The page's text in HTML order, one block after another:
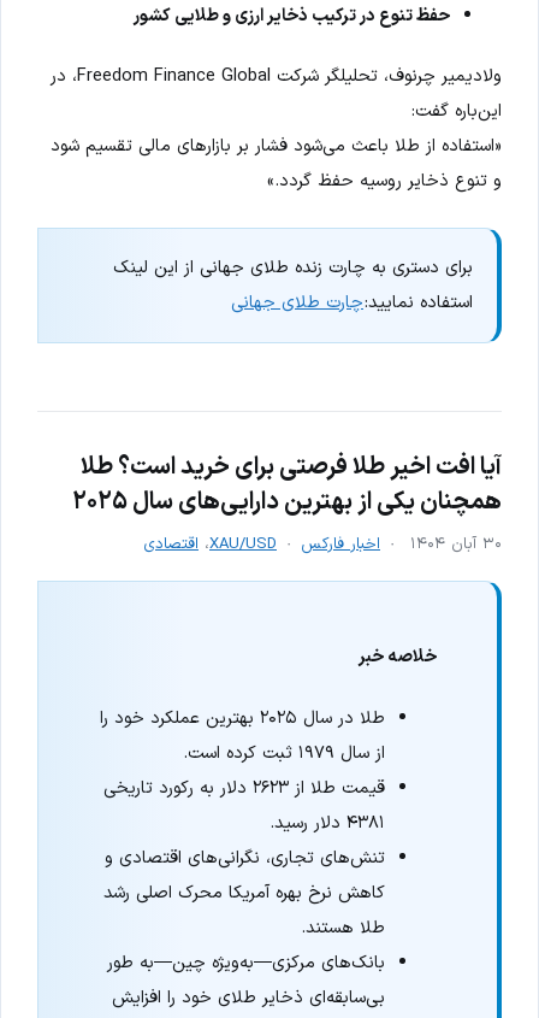
حفظ تنوع در ترکیب ذخایر ارزی و طلایی کشور
ولادیمیر چرنوف، تحلیلگر شرکت Freedom Finance Global، در
این‌باره گفت:
«استفاده از طلا باعث می‌شود فشار بر بازارهای مالی تقسیم شود
و تنوع ذخایر روسیه حفظ گردد.»
برای دستری به چارت زنده طلای جهانی از این لینک
استفاده نمایید:چارت طلای جهانی
آیا افت اخیر طلا فرصتی برای خرید است؟ طلا
همچنان یکی از بهترین دارایی‌های سال ۲۰۲۵
۳۰ آبان ۱۴۰۴ اخبار فارکس XAU/USD، اقتصادی
خلاصه خبر
طلا در سال ۲۰۲۵ بهترین عملکرد خود را
از سال ۱۹۷۹ ثبت کرده است.
قیمت طلا از ۲۶۲۳ دلار به رکورد تاریخی
۴۳۸۱ دلار رسید.
تنش‌های تجاری، نگرانی‌های اقتصادی و
کاهش نرخ بهره آمریکا محرک اصلی رشد
طلا هستند.
بانک‌های مرکزی—به‌ویژه چین—به طور
بی‌سابقه‌ای ذخایر طلای خود را افزایش